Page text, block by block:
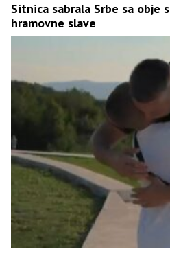
Sitnica sabrala Srbe sa obje
hramovne slave